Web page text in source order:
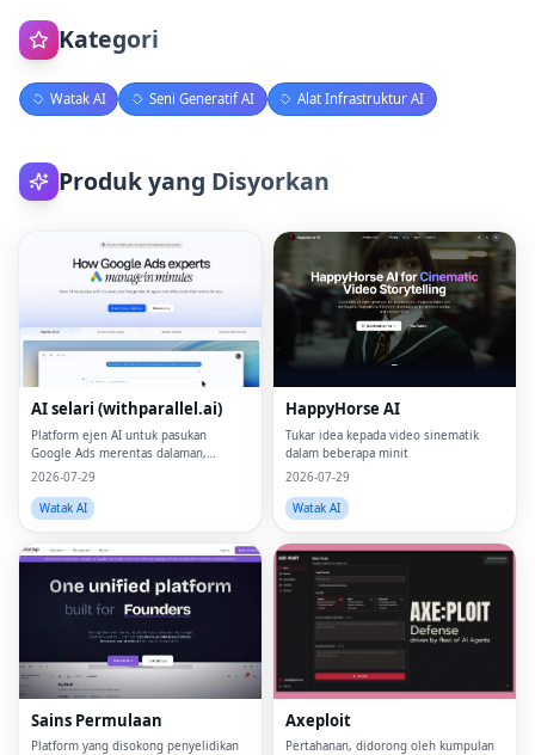
Kategori
Watak AI Seni Generatif AI Alat Infrastruktur AI
Produk yang Disyorkan
AI selari (withparallel.ai)
Platform ejen AI untuk pasukan
Google Ads merentas dalaman,
pertumbuhan, agensi dan media
2026-07-29
Watak AI
HappyHorse AI
Tukar idea kepada video sinematik
dalam beberapa minit
2026-07-29
Watak AI
Sains Permulaan
Platform yang disokong penyelidikan
Axeploit
Pertahanan, didorong oleh kumpulan